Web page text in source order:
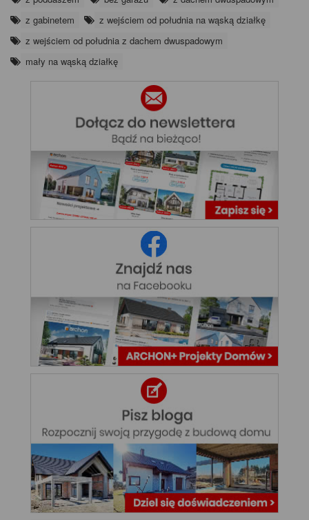
z gabinetem
z wejściem od południa na wąską działkę
z wejściem od południa z dachem dwuspadowym
mały na wąską działkę